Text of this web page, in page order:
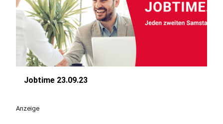
Jobtime 23.09.23
Anzeige